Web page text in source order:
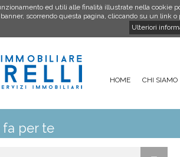
ed utili alle finalità illustrate nella cookie
scorrendo questa pagina, cliccando su un link
Ulteriori
HOME CHI SIAMO
fa per te